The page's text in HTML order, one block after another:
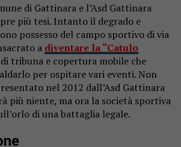
di Gattinara e l’Asd Gattinara
più tesi. Intanto il degrado e
possesso del campo sportivo di via
a diventare la “Catulo
tribuna e copertura mobile che
per ospitare vari eventi. Non
nel 2012 dall’Asd Gattinara
più niente, ma ora la società sportiva
di una battaglia legale.